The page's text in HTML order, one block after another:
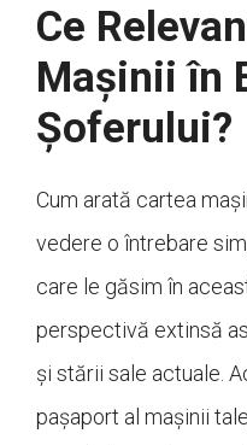
Ce
Mașinii în
Șoferului?
Cum arată cartea
vedere o întrebare
care le găsim în
perspectivă extinsă
și stării sale actuale.
pașaport al mașinii